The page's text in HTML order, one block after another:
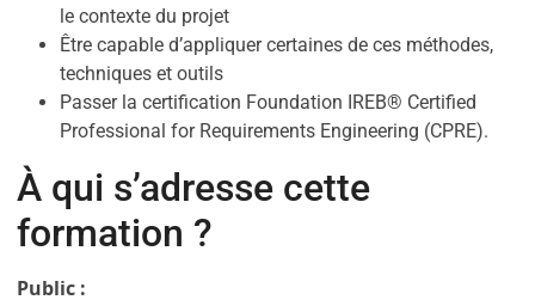
le contexte du projet
Être capable d’appliquer certaines de ces méthodes,
techniques et outils
Passer la certification Foundation IREB® Certified
Professional for Requirements Engineering (CPRE).
À qui s’adresse cette
formation ?
Public :